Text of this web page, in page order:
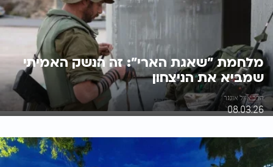
מלחמת "שאגת הארי": זה הנשק האמיתי
שמביא את הניצחון
הרב אייל אונגר
08.03.26